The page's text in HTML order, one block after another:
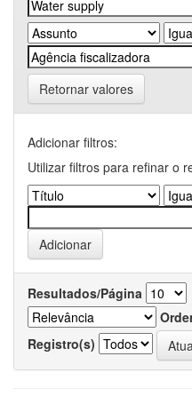
Retornar valores
Adicionar filtros:
Utilizar filtros para refinar o
Resultados/Página
Registro(s)